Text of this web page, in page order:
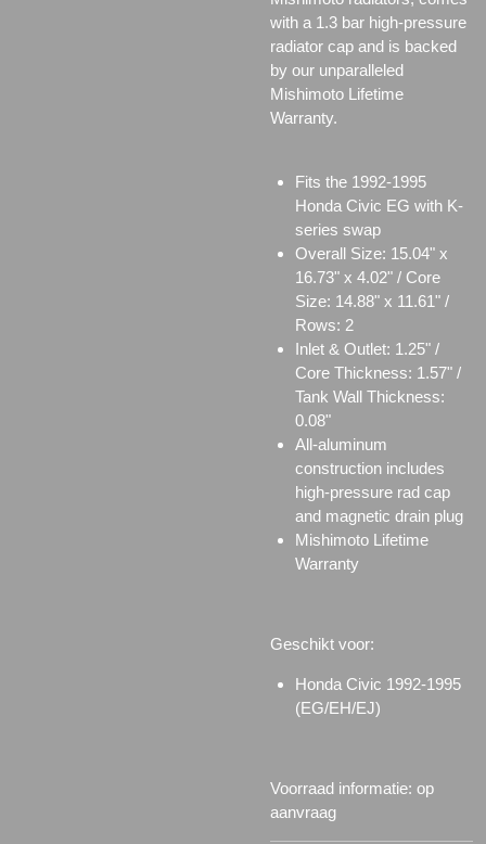
with a 1.3 bar high-pressure
radiator cap and is backed
by our unparalleled
Mishimoto Lifetime
Warranty.
Fits the 1992-1995
Honda Civic EG with K-
series swap
Overall Size: 15.04" x
16.73" x 4.02" / Core
Size: 14.88" x 11.61" /
Rows: 2
Inlet & Outlet: 1.25" /
Core Thickness: 1.57" /
Tank Wall Thickness:
0.08"
All-aluminum
construction includes
high-pressure rad cap
and magnetic drain plug
Mishimoto Lifetime
Warranty
Geschikt voor:
Honda Civic 1992-1995
(EG/EH/EJ)
Voorraad informatie: op
aanvraag